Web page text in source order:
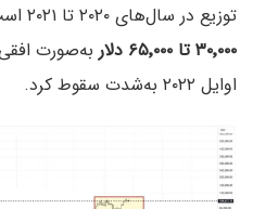
توزیع در سال‌های ۲۰۲۰ تا ۲۰۲۱ است که بیت کوین در بازه‌ای بین
۳۰٬۰۰۰ تا ۶۵٬۰۰۰ دلار
به‌صورت
اوایل ۲۰۲۲ به‌شدت سقوط کرد.